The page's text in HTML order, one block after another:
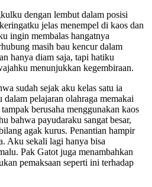
dengan lembut dalam posisi
jelas menempel di kaos dan
ingin membalas hangatnya
masih bau kencur dalam
hanya diam saja, tapi hatiku
menunjukkan kegembiraan.
sudah sejak aku kelas satu ia
pelajaran olahraga memakai
berusaha menggunakan kaos
bahwa payudaraku sangat besar,
agak kurus. Penantian hampir
Aku sekali lagi hanya bisa
Pak Gatot juga menambahkan
pemaksaan seperti ini terhadap